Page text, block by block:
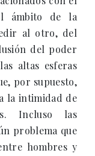
ámbito de la
al otro, del
del poder
altas esferas
por supuesto,
la intimidad de
Incluso las
problema que
hombres y